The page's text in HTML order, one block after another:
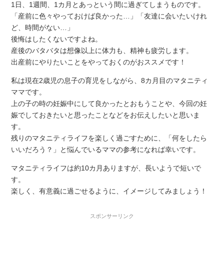
1日、1週間、1カ月とあっという間に過ぎてしまうものです。
「産前に色々やっておけば良かった…」「友達に会いたいけれ
ど、時間がない…」
後悔はしたくないですよね。
産後のバタバタは想像以上に体力も、精神も疲労します。
出産前にやりたいことをやっておくのがおススメです！
私は現在2歳児の息子の育児をしながら、8カ月目のマタニティ
ママです。
上の子の時の妊娠中にして良かったとおもうことや、今回の妊
娠でしておきたいと思ったことなどをお伝えしたいと思いま
す。
残りのマタニティライフを楽しく過ごすために、「何をしたら
いいだろう？」と悩んでいるママの参考になれば幸いです。
マタニティライフは約10カ月ありますが、長いようで短いで
す。
楽しく、有意義に過ごせるように、イメージしてみましょう！
スポンサーリンク